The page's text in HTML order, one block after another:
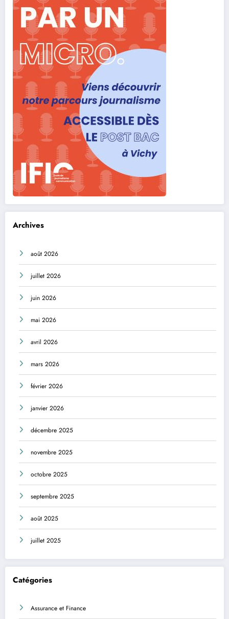
Archives
août 2026
juillet 2026
juin 2026
mai 2026
avril 2026
mars 2026
février 2026
janvier 2026
décembre 2025
novembre 2025
octobre 2025
septembre 2025
août 2025
juillet 2025
Catégories
Assurance et Finance